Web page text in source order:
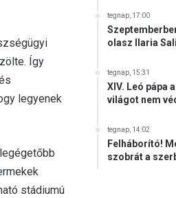
Így
legyenek
stádiumú
tegnap, 17:00
olasz Ilaria
tegnap, 15:31
XIV. Leó pápa
világot nem
tegnap, 14:02
Felháborító!
szobrát a